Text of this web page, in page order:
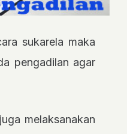
sukarela maka
pengadilan agar
melaksanakan